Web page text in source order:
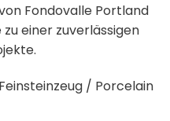
Fondovalle Portland
einer zuverlässigen
/ Porcelain